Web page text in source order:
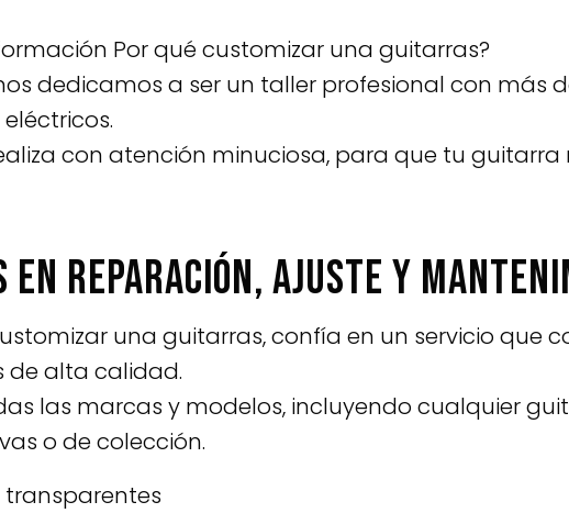
Por qué customizar una guitarras?
dedicamos a ser un taller profesional con más
con atención minuciosa, para que tu guitarra
en reparación, ajuste y
una guitarras, confía en un servicio que
de alta calidad.
las marcas y modelos, incluyendo cualquier
o de colección.
transparentes